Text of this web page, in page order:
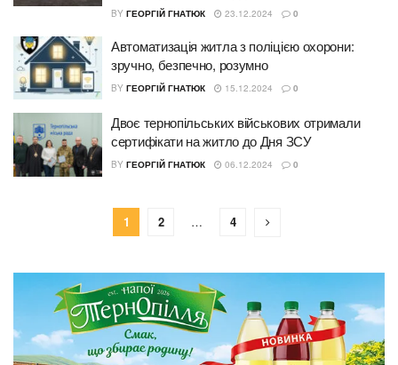
BY ГЕОРГІЙ ГНАТЮК 23.12.2024 0
Автоматизація житла з поліцією охорони:
зручно, безпечно, розумно
BY ГЕОРГІЙ ГНАТЮК 15.12.2024 0
Двоє тернопільських військових отримали
сертифікати на житло до Дня ЗСУ
BY ГЕОРГІЙ ГНАТЮК 06.12.2024 0
1 2 … 4